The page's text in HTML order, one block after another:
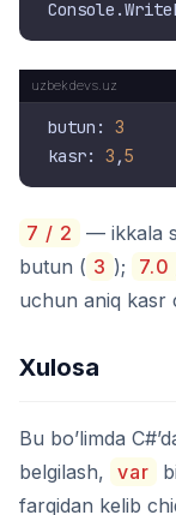
butun: 3
kasr: 3 ,5
7 / 2 — ikkala
butun ( 3 ); 7.0
uchun aniq kasr
Xulosa
Bu bo’limda
belgilash, var
farqidan kelib